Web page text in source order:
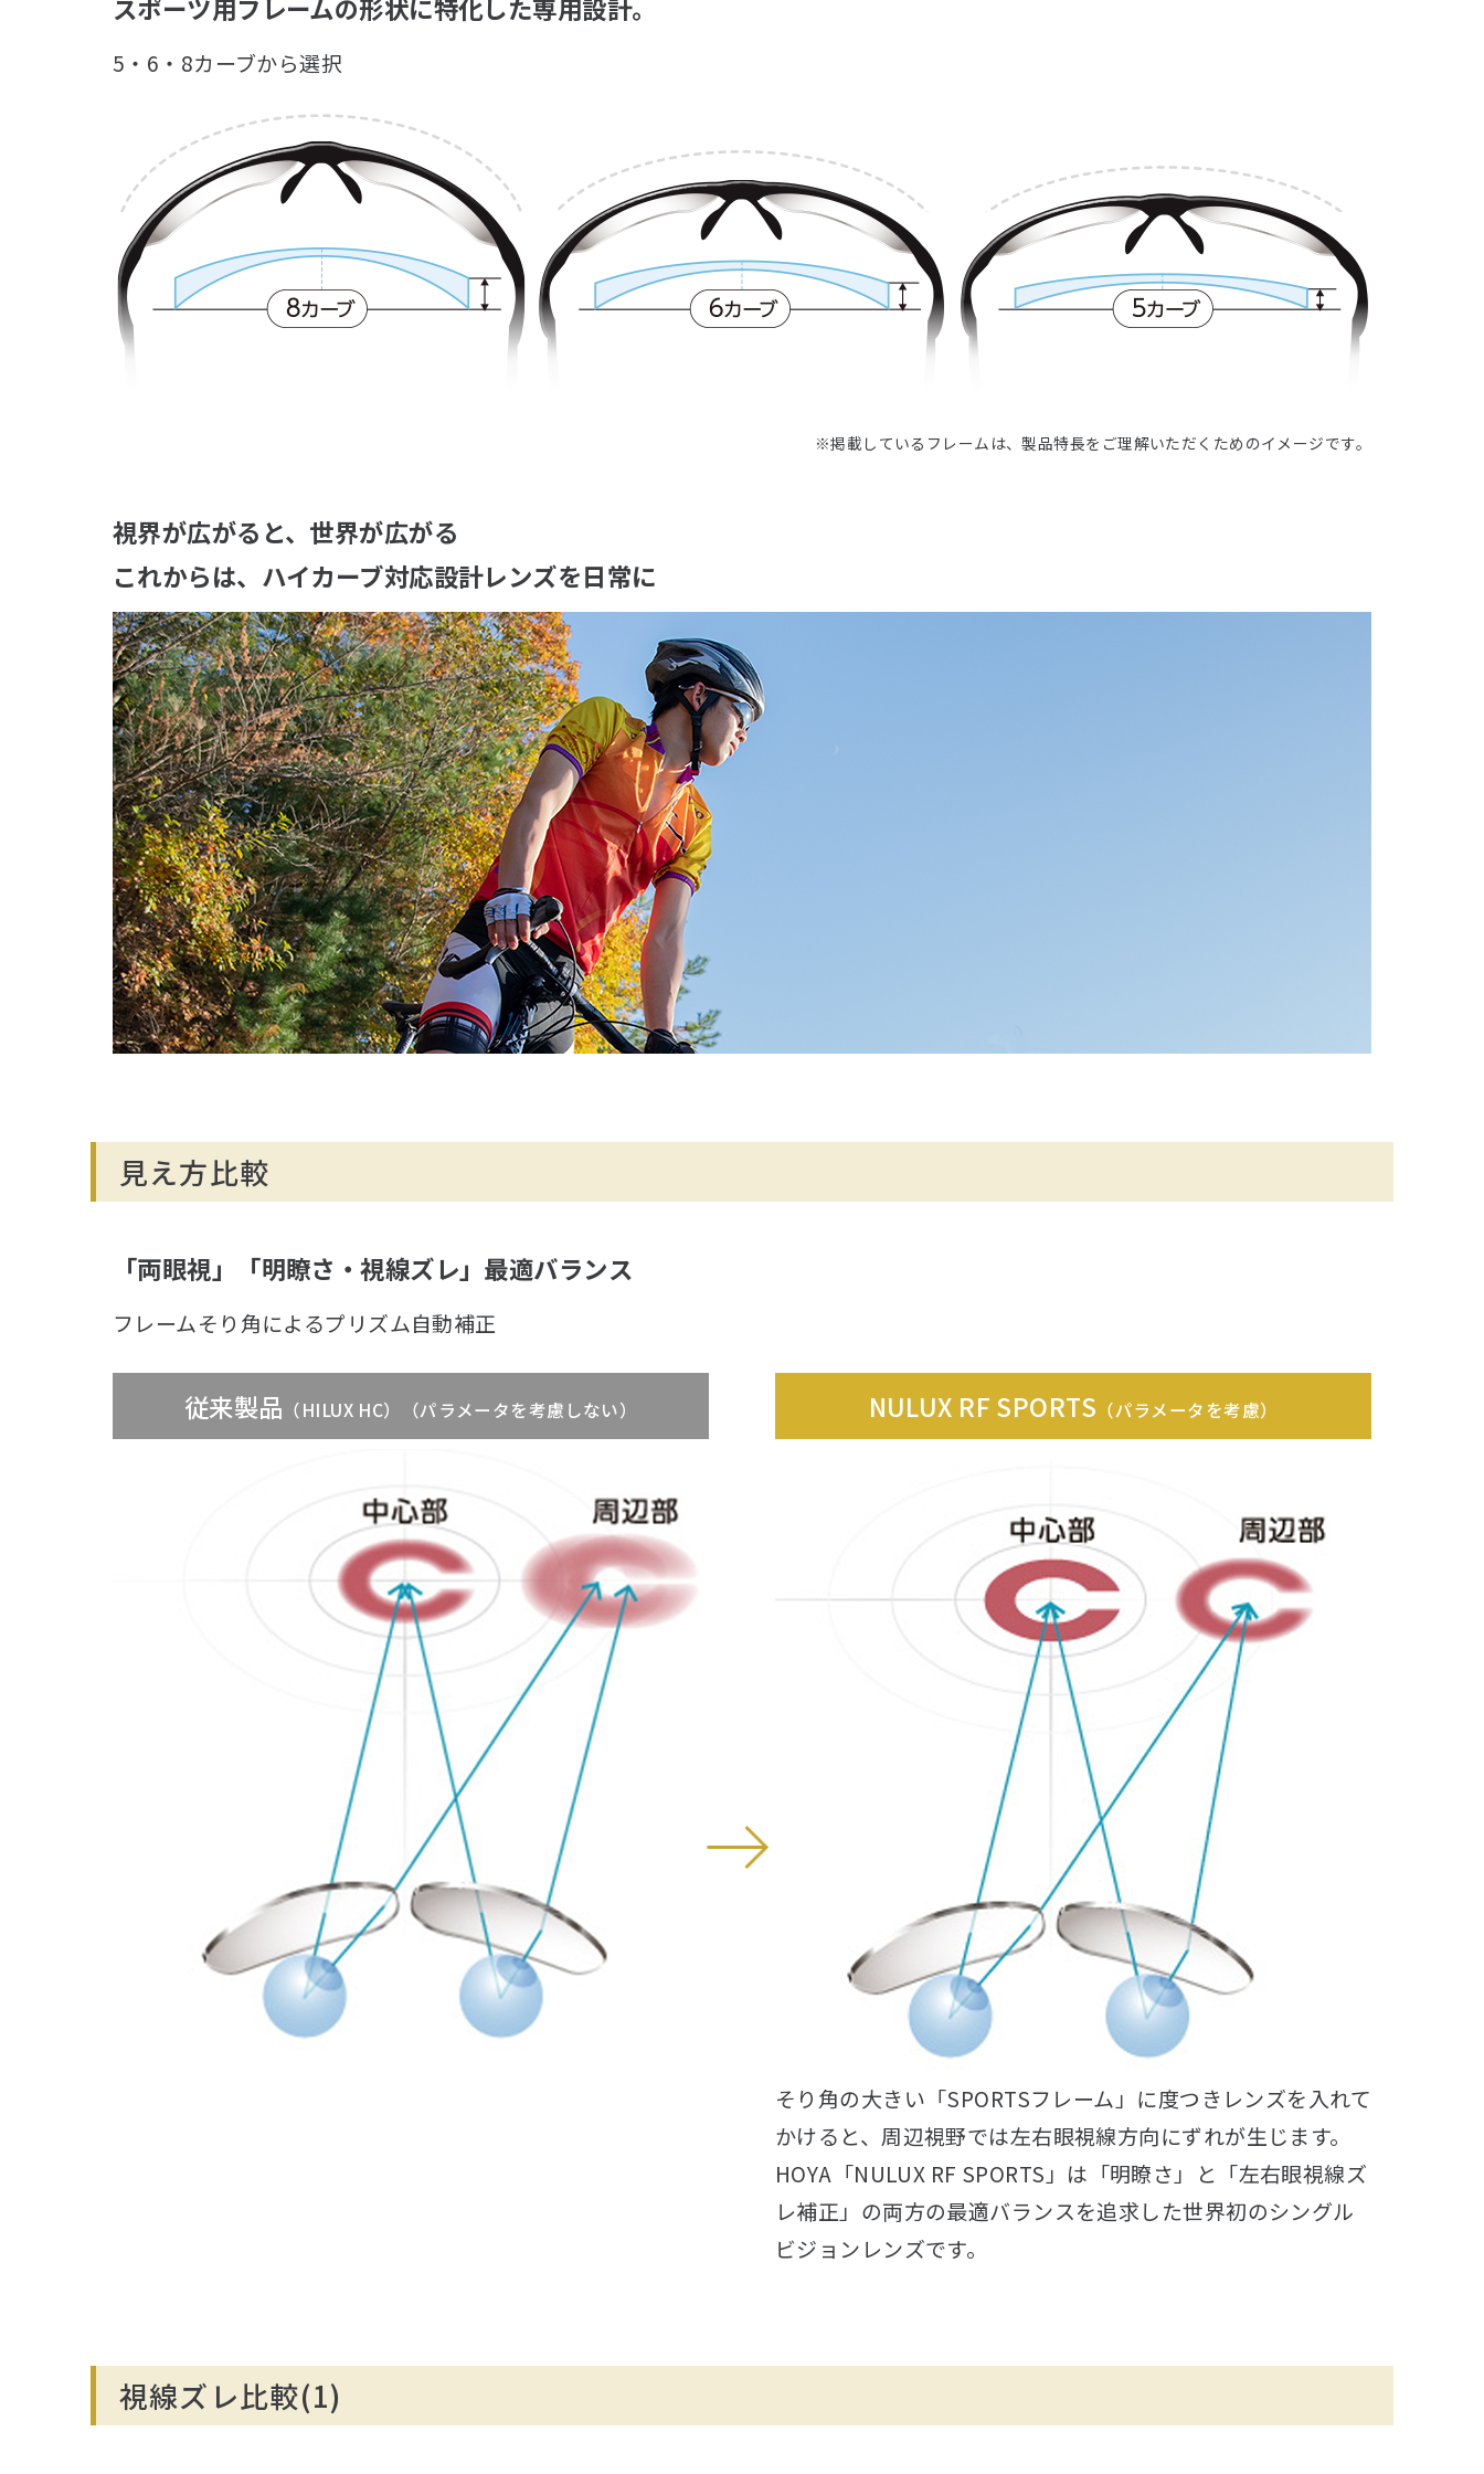
スポーツ用フレームの形状に特化した専用設計。
5・6・8カーブから選択
※掲載しているフレームは、製品特長をご理解いただくためのイメージです。
視界が広がると、世界が広がる
これからは、ハイカーブ対応設計レンズを日常に
見え方比較
「両眼視」「明瞭さ・視線ズレ」最適バランス
フレームそり角によるプリズム自動補正
従来製品 （HILUX HC）（パラメータを考慮しない） NULUX RF SPORTS （パラメータを考慮）
そり角の大きい「SPORTSフレーム」に度つきレンズを入れて
かけると、周辺視野では左右眼視線方向にずれが生じます。
HOYA「NULUX RF SPORTS」は「明瞭さ」と「左右眼視線ズ
レ補正」の両方の最適バランスを追求した世界初のシングル
ビジョンレンズです。
視線ズレ比較(1)